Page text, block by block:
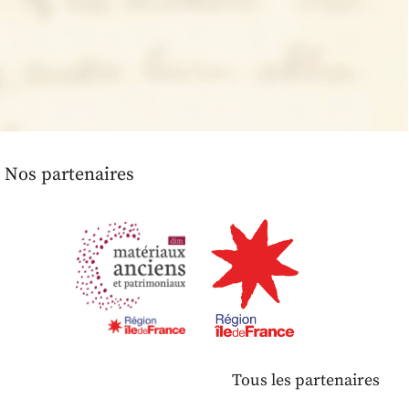
Nos partenaires
Tous les partenaires